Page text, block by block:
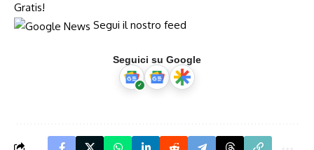
Gratis!
Segui il nostro feed
Seguici su Google